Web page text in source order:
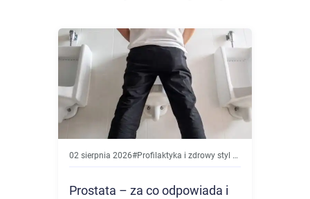
02 sierpnia 2026#Profilaktyka i zdrowy styl życia
Prostata – za co odpowiada i